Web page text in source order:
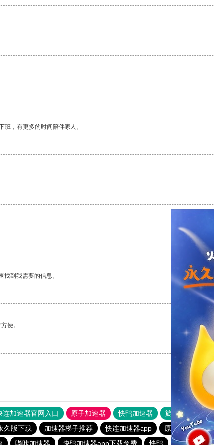
，有更多的时间陪伴家人。
到我需要的信息。
便。
连加速器官网入口 原子加速器 快鸭加速器 旋风加速度器
久版下载 加速器梯子推荐 快连加速器app 原子加速器下
哔咔加速器 快鸭加速器app下载免费 快鸭 黑洞免费加